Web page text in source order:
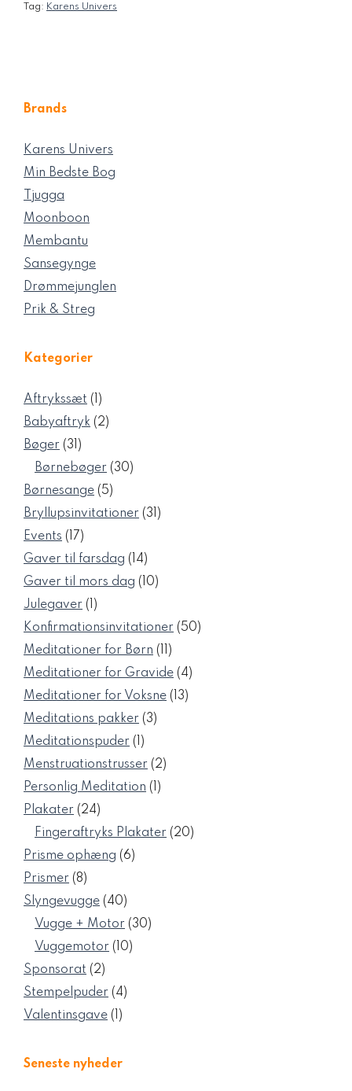
Tag: Karens Univers
Brands
Karens Univers
Min Bedste Bog
Tjugga
Moonboon
Membantu
Sansegynge
Drømmejunglen
Prik & Streg
Kategorier
Aftrykssæt
1
vare
Babyaftryk 22
Bøger 31 31
Børnebøger 3030
Børnesange 55
varer
Bryllupsinvitationer 31 31
Events 1717
varer
Gaver til farsdag 1414
varer
Gaver til mors dag 1010
Julegaver
1
vare
Konfirmationsinvitationer 5050
Meditationer for Børn
11
varer
Meditationer for Gravide 44
Meditationer for Voksne 1313
Meditations pakker 33
Meditationspuder
1
vare
Menstruationstrusser 22
Personlig Meditation
1
Plakater 2424
varer
Fingeraftryks Plakater 2020
Prisme ophæng 66
Prismer 88
varer
Slyngevugge 4040
varer
Vugge + Motor 3030
Vuggemotor 1010
Sponsorat 22
varer
Stempelpuder 44
Valentinsgave
1
Seneste nyheder